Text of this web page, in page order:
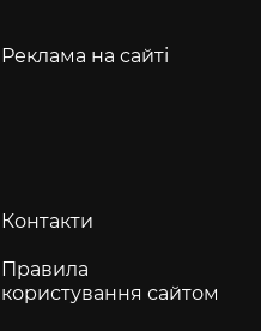
Реклама на сайті
Контакти
Правила
користування сайтом